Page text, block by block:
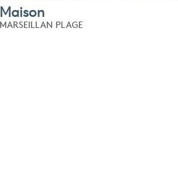
Maison
MARSEILLAN PLAGE